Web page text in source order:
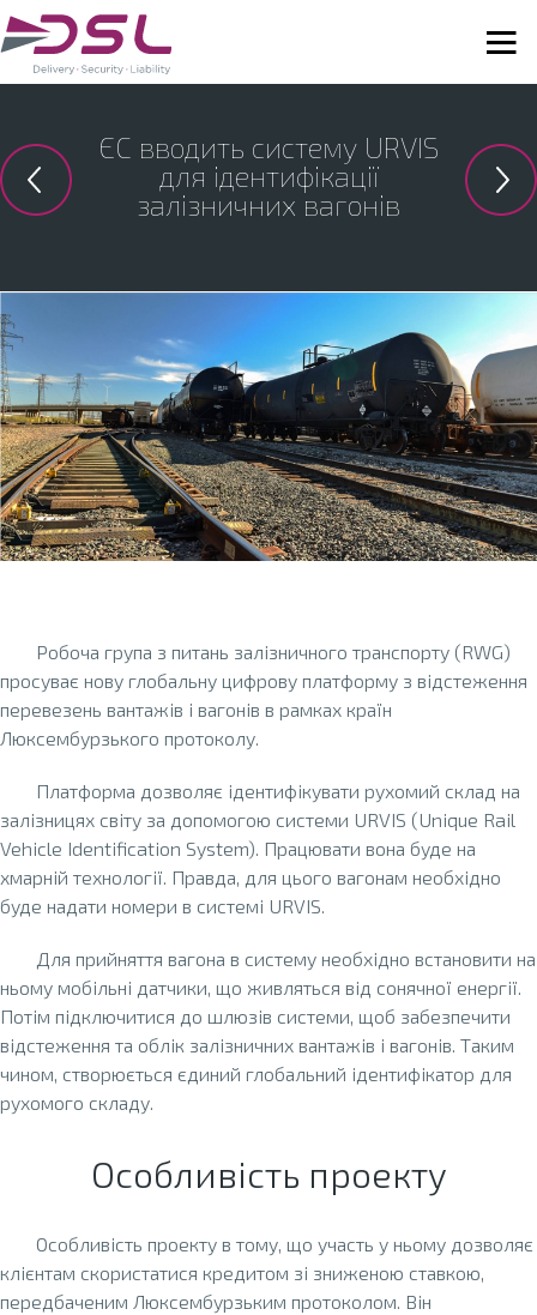
ЄС вводить систему URVIS
для ідентифікації
залізничних вагонів
Робоча група з питань залізничного транспорту (RWG)
просуває нову глобальну цифрову платформу з відстеження
перевезень вантажів і вагонів в рамках країн
Люксембурзького протоколу.
Платформа дозволяє ідентифікувати рухомий склад на
залізницях світу за допомогою системи URVIS (Unique Rail
Vehicle Identification System). Працювати вона буде на
хмарній технології. Правда, для цього вагонам необхідно
буде надати номери в системі URVIS.
Для прийняття вагона в систему необхідно встановити на
ньому мобільні датчики, що живляться від сонячної енергії.
Потім підключитися до шлюзів системи, щоб забезпечити
відстеження та облік залізничних вантажів і вагонів. Таким
чином, створюється єдиний глобальний ідентифікатор для
рухомого складу.
Особливість проекту
Особливість проекту в тому, що участь у ньому дозволяє
клієнтам скористатися кредитом зі зниженою ставкою,
передбаченим Люксембурзьким протоколом. Він